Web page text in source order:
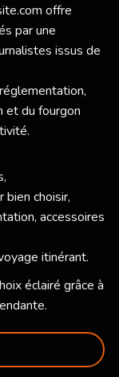
offre
par une
issus de
et du fourgon
choisir,
accessoires
itinérant.
éclairé grâce à